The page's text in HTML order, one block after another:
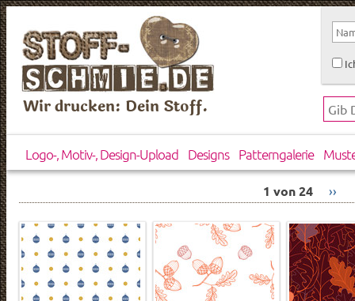
Wir drucken: Dein Stoff.
Logo-, Motiv-, Design-Upload Designs Patterngalerie
1 von 24 ››